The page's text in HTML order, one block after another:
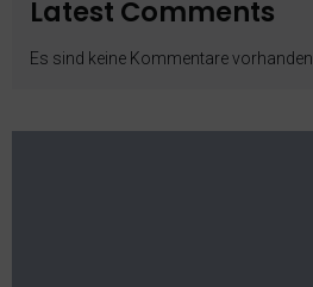
Latest Comments
Es sind keine Kommentare vorhanden.